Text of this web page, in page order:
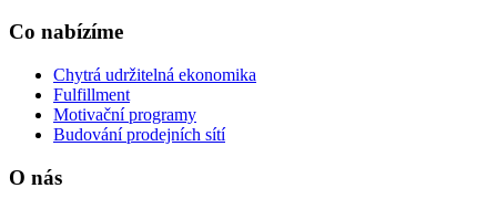
Co nabízíme
Chytrá udržitelná ekonomika
Fulfillment
Motivační programy
Budování prodejních sítí
O nás